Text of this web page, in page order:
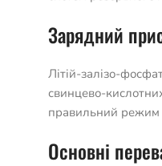
Зарядний
Літій-залізо-
свинцево-
правильний режим
Основні